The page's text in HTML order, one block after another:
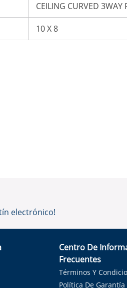
CEILING CURVED 3WAY
10 X 8
electrónico!
Centro De
Frecuentes
Términos Y
Política De Garantía